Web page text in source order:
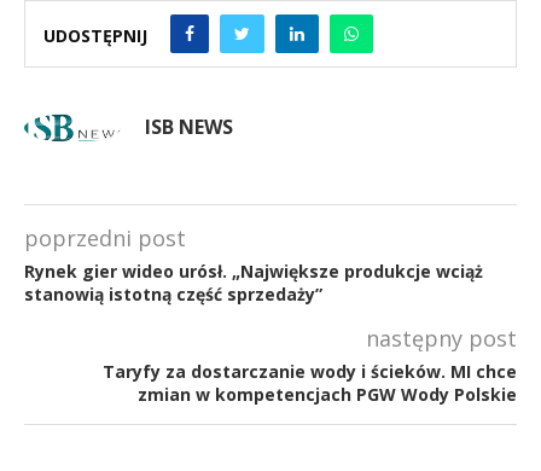
UDOSTĘPNIJ
ISB NEWS
poprzedni post
Rynek gier wideo urósł. „Największe produkcje wciąż
stanowią istotną część sprzedaży”
następny post
Taryfy za dostarczanie wody i ścieków. MI chce
zmian w kompetencjach PGW Wody Polskie